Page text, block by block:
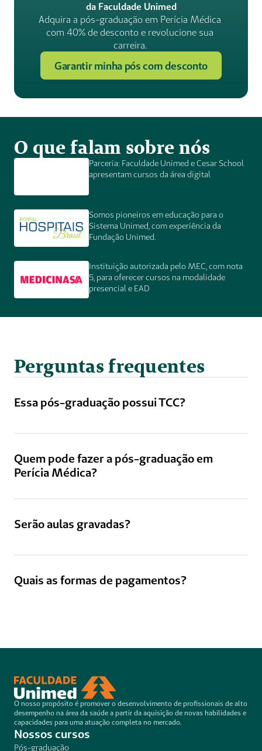
da Faculdade Unimed
Adquira a pós-graduação em Perícia Médica
com 40% de desconto e revolucione sua
carreira.
Garantir minha pós com desconto
O que falam sobre nós
Parceria: Faculdade Unimed e Cesar School
apresentam cursos da área digital
Somos pioneiros em educação para o
Sistema Unimed, com experiência da
Fundação Unimed.
Instituição autorizada pelo MEC, com nota
5, para oferecer cursos na modalidade
presencial e EAD
Perguntas frequentes
Essa pós-graduação possui TCC?
Quem pode fazer a pós-graduação em
Perícia Médica?
Serão aulas gravadas?
Quais as formas de pagamentos?
O nosso propósito é promover o desenvolvimento de profissionais de alto
desempenho na área da saúde a partir da aquisição de novas habilidades e
capacidades para uma atuação completa no mercado.
Nossos cursos
Pós-graduação